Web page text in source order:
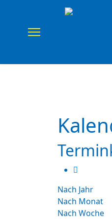
Nach Jahr
Nach Monat
Nach Woche